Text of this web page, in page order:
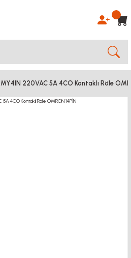
MY4IN 220VAC 5A 4CO Kontaklı Röle